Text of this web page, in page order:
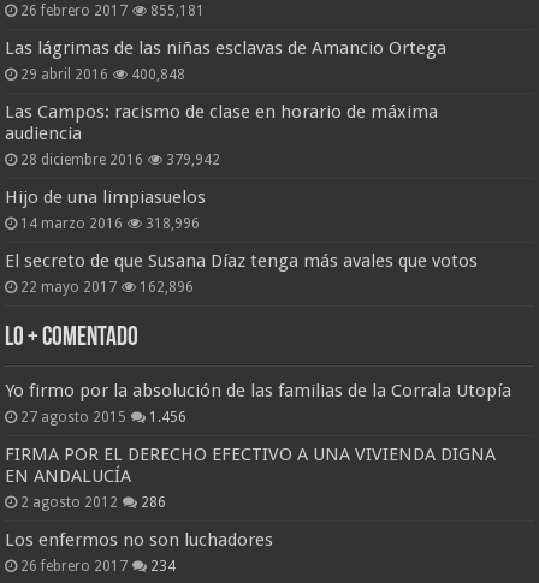
26 febrero 2017 855,181
Las lágrimas de las niñas esclavas de Amancio Ortega
29 abril 2016 400,848
Las Campos: racismo de clase en horario de máxima
audiencia
28 diciembre 2016 379,942
Hijo de una limpiasuelos
14 marzo 2016 318,996
El secreto de que Susana Díaz tenga más avales que votos
22 mayo 2017 162,896
Lo + Comentado
Yo firmo por la absolución de las familias de la Corrala Utopía
27 agosto 2015 1.456
FIRMA POR EL DERECHO EFECTIVO A UNA VIVIENDA DIGNA
EN ANDALUCÍA
2 agosto 2012 286
Los enfermos no son luchadores
26 febrero 2017 234